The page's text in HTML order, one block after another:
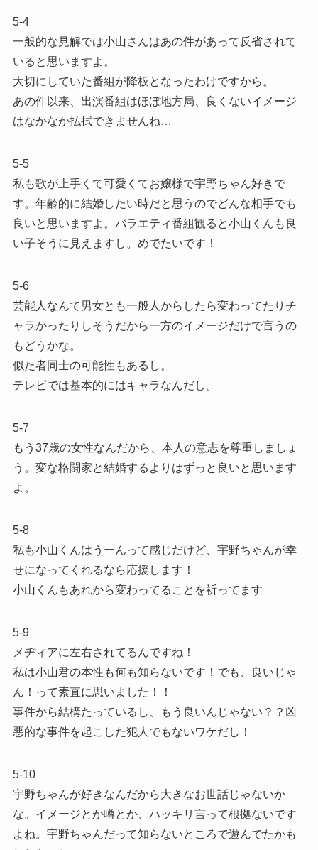
5-4
一般的な見解では小山さんはあの件があって反省されて
いると思いますよ。
大切にしていた番組が降板となったわけですから。
あの件以来、出演番組はほぼ地方局、良くないイメージ
はなかなか払拭できませんね…
5-5
私も歌が上手くて可愛くてお嬢様で宇野ちゃん好きで
す。年齢的に結婚したい時だと思うのでどんな相手でも
良いと思いますよ。バラエティ番組観ると小山くんも良
い子そうに見えますし。めでたいです！
5-6
芸能人なんて男女とも一般人からしたら変わってたりチ
ャラかったりしそうだから一方のイメージだけで言うの
もどうかな。
似た者同士の可能性もあるし。
テレビでは基本的にはキャラなんだし。
5-7
もう37歳の女性なんだから、本人の意志を尊重しましょ
う。変な格闘家と結婚するよりはずっと良いと思います
よ。
5-8
私も小山くんはうーんって感じだけど、宇野ちゃんが幸
せになってくれるなら応援します！
小山くんもあれから変わってることを祈ってます
5-9
メヂィアに左右されてるんですね！
私は小山君の本性も何も知らないです！でも、良いじゃ
ん！って素直に思いました！！
事件から結構たっているし、もう良いんじゃない？？凶
悪的な事件を起こした犯人でもないワケだし！
5-10
宇野ちゃんが好きなんだから大きなお世話じゃないか
な。イメージとか噂とか、ハッキリ言って根拠ないです
よね。宇野ちゃんだって知らないところで遊んでたかも